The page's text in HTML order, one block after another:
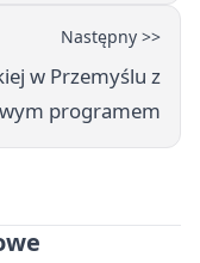
Następny >>
w Przemyślu z
programem